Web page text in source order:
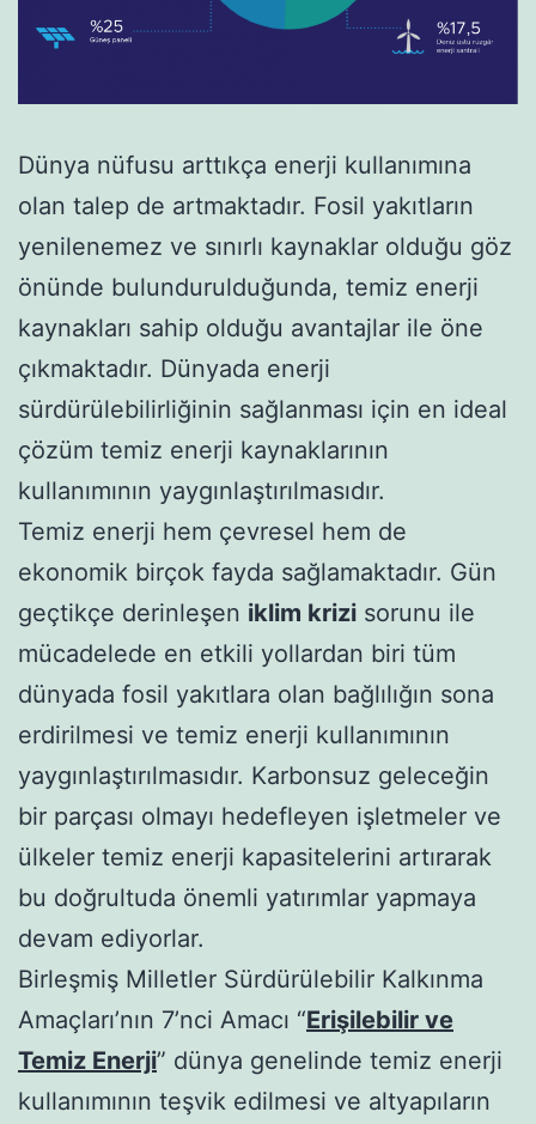
Dünya nüfusu arttıkça enerji kullanımına
olan talep de artmaktadır. Fosil yakıtların
yenilenemez ve sınırlı kaynaklar olduğu göz
önünde bulundurulduğunda, temiz enerji
kaynakları sahip olduğu avantajlar ile öne
çıkmaktadır. Dünyada enerji
sürdürülebilirliğinin sağlanması için en ideal
çözüm temiz enerji kaynaklarının
kullanımının yaygınlaştırılmasıdır.
Temiz enerji hem çevresel hem de
ekonomik birçok fayda sağlamaktadır. Gün
geçtikçe derinleşen iklim krizi sorunu ile
mücadelede en etkili yollardan biri tüm
dünyada fosil yakıtlara olan bağlılığın sona
erdirilmesi ve temiz enerji kullanımının
yaygınlaştırılmasıdır. Karbonsuz geleceğin
bir parçası olmayı hedefleyen işletmeler ve
ülkeler temiz enerji kapasitelerini artırarak
bu doğrultuda önemli yatırımlar yapmaya
devam ediyorlar.
Birleşmiş Milletler Sürdürülebilir Kalkınma
Amaçları’nın 7’nci Amacı “Erişilebilir ve
Temiz Enerji” dünya genelinde temiz enerji
kullanımının teşvik edilmesi ve altyapıların